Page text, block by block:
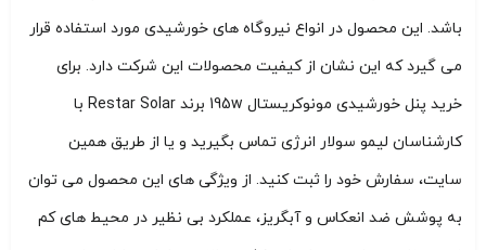
باشد. این محصول در انواع نیروگاه های خورشیدی مورد استفاده قرار
می گیرد که این نشان از کیفیت محصولات این شرکت دارد. برای
خرید پنل خورشیدی مونوکریستال 195w برند Restar Solar با
کارشناسان لیمو سولار انرژی تماس بگیرید و یا از طریق همین
سایت، سفارش خود را ثبت کنید. از ویژگی های این محصول می توان
به پوشش ضد انعکاس و آبگریز، عملکرد بی نظیر در محیط های کم